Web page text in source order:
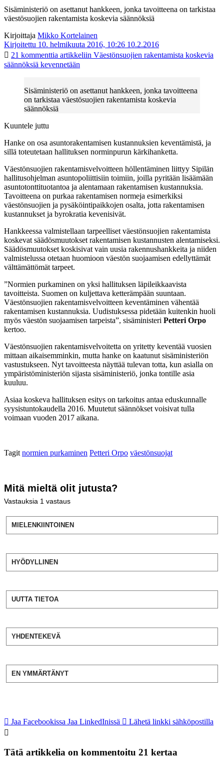
Sisäministeriö on asettanut hankkeen, jonka tavoitteena on tarkistaa
väestösuojien rakentamista koskevia säännöksiä
Kirjoittaja Mikko Kortelainen
Kirjoitettu 10. helmikuuta 2016, 10:26 10.2.2016
21 kommenttia artikkeliin Väestönsuojien rakentamista koskevia
säännöksiä kevennetään
Sisäministeriö on asettanut hankkeen, jonka tavoitteena
on tarkistaa väestösuojien rakentamista koskevia
säännöksiä
Kuuntele juttu
Hanke on osa asuntorakentamisen kustannuksien keventämistä, ja
sillä toteutetaan hallituksen norminpurun kärkihanketta.
Väestönsuojien rakentamisvelvoitteen höllentäminen liittyy Sipilän
hallitusohjelman asuntopoliittisiin toimiin, joilla pyritään lisäämään
asuntotonttituotantoa ja alentamaan rakentamisen kustannuksia.
Tavoitteena on purkaa rakentamisen normeja esimerkiksi
väestönsuojien ja pysäköintipaikkojen osalta, jotta rakentamisen
kustannukset ja byrokratia kevenisivät.
Hankkeessa valmistellaan tarpeelliset väestönsuojien rakentamista
koskevat säädösmuutokset rakentamisen kustannusten alentamiseksi.
Säädösmuutokset koskisivat vain uusia rakennushankkeita ja niiden
valmistelussa otetaan huomioon väestön suojaamisen edellyttämät
välttämättömät tarpeet.
”Normien purkaminen on yksi hallituksen läpileikkaavista
tavoitteista. Suomen on kuljettava ketterämpään suuntaan.
Väestönsuojien rakentamisvelvoitteen keventäminen vähentää
rakentamisen kustannuksia. Uudistuksessa pidetään kuitenkin huoli
myös väestön suojaamisen tarpeista”, sisäministeri Petteri Orpo
kertoo.
Väestönsuojien rakentamisvelvoitetta on yritetty keventää vuosien
mittaan aikaisemminkin, mutta hanke on kaatunut sisäministeriön
vastustukseen. Nyt tavoitteesta näyttää tulevan totta, kun asialla on
ympäristöministeriön sijasta sisäministeriö, jonka tontille asia
kuuluu.
Asiaa koskeva hallituksen esitys on tarkoitus antaa eduskunnalle
syysistuntokaudella 2016. Muutetut säännökset voisivat tulla
voimaan vuoden 2017 aikana.
Tagit normien purkaminen Petteri Orpo väestönsuojat
Mitä mieltä olit jutusta?
Vastauksia 1 vastaus
MIELENKIINTOINEN
HYÖDYLLINEN
UUTTA TIETOA
YHDENTEKEVÄ
EN YMMÄRTÄNYT
Jaa Facebookissa Jaa LinkedInissä Lähetä linkki sähköpostilla
Tätä artikkelia on kommentoitu 21 kertaa